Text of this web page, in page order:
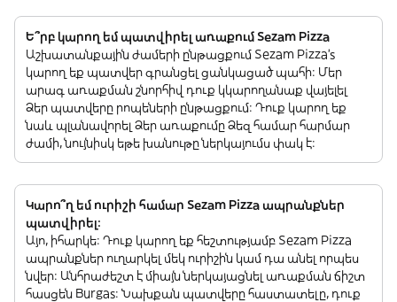
Ե՞րբ կարող եմ պատվիրել առաքում Sezam Pizza
Աշխատանքային ժամերի ընթացքում Sezam Pizza’s
կարող եք պատվեր գրանցել ցանկացած պահի: Մեր
արագ առաքման շնորհիվ դուք կկարողանաք վայելել
Ձեր պատվերը րոպեների ընթացքում: Դուք կարող եք
նաև պլանավորել Ձեր առաքումը Ձեզ համար հարմար
ժամի, նույնիսկ եթե խանութը ներկայումս փակ է:
Կարո՞ղ եմ ուրիշի համար Sezam Pizza ապրանքներ
պատվիրել:
Այո, իհարկե: Դուք կարող եք հեշտությամբ Sezam Pizza
ապրանքներ ուղարկել մեկ ուրիշին կամ դա անել որպես
նվեր: Անհրաժեշտ է միայն ներկայացնել առաքման ճիշտ
հասցեն Burgas: Նախքան պատվերը հաստատելը, դուք